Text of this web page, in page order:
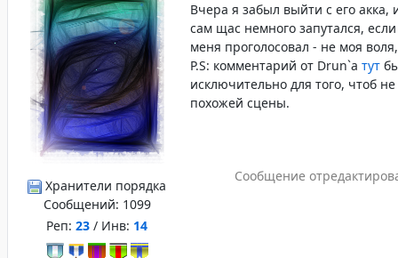
Хранители порядка
Сообщений: 1099
Реп: 23 / Инв: 14
Вчера я забыл выйти с его акка,
сам щас немного запутался,
меня проголосовал - не моя
P.S: комментарий от Drun`а тут
исключительно для того, чтоб
похожей сцены.
Сообщение